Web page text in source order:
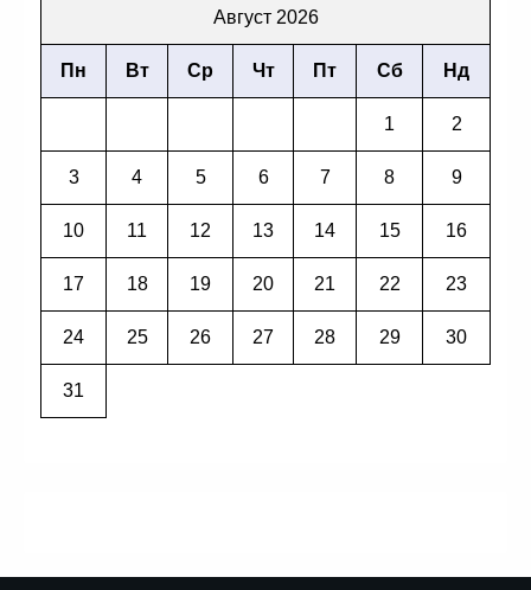
Август 2026
Пн Вт Ср Чт Пт Сб Нд
1 2
3 4 5 6 7 8 9
10 11 12 13 14 15 16
17 18 19 20 21 22 23
24 25 26 27 28 29 30
31